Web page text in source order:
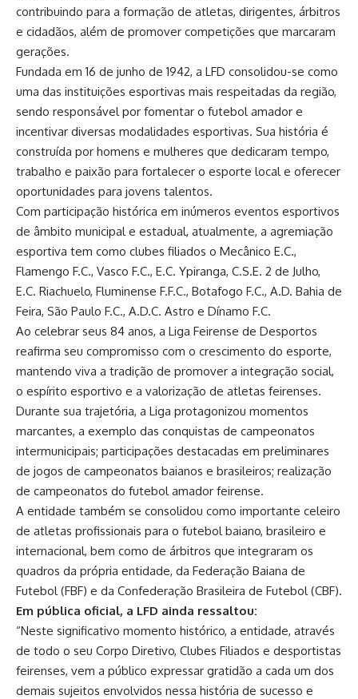
contribuindo para a formação de atletas, dirigentes, árbitros
e cidadãos, além de promover competições que marcaram
gerações.
Fundada em 16 de junho de 1942, a LFD consolidou-se como
uma das instituições esportivas mais respeitadas da região,
sendo responsável por fomentar o futebol amador e
incentivar diversas modalidades esportivas. Sua história é
construída por homens e mulheres que dedicaram tempo,
trabalho e paixão para fortalecer o esporte local e oferecer
oportunidades para jovens talentos.
Com participação histórica em inúmeros eventos esportivos
de âmbito municipal e estadual, atualmente, a agremiação
esportiva tem como clubes filiados o Mecânico E.C.,
Flamengo F.C., Vasco F.C., E.C. Ypiranga, C.S.E. 2 de Julho,
E.C. Riachuelo, Fluminense F.F.C., Botafogo F.C., A.D. Bahia de
Feira, São Paulo F.C., A.D.C. Astro e Dínamo F.C.
Ao celebrar seus 84 anos, a Liga Feirense de Desportos
reafirma seu compromisso com o crescimento do esporte,
mantendo viva a tradição de promover a integração social,
o espírito esportivo e a valorização de atletas feirenses.
Durante sua trajetória, a Liga protagonizou momentos
marcantes, a exemplo das conquistas de campeonatos
intermunicipais; participações destacadas em preliminares
de jogos de campeonatos baianos e brasileiros; realização
de campeonatos do futebol amador feirense.
A entidade também se consolidou como importante celeiro
de atletas profissionais para o futebol baiano, brasileiro e
internacional, bem como de árbitros que integraram os
quadros da própria entidade, da Federação Baiana de
Futebol (FBF) e da Confederação Brasileira de Futebol (CBF).
Em pública oficial, a LFD ainda ressaltou:
“Neste significativo momento histórico, a entidade, através
de todo o seu Corpo Diretivo, Clubes Filiados e desportistas
feirenses, vem a público expressar gratidão a cada um dos
demais sujeitos envolvidos nessa história de sucesso e